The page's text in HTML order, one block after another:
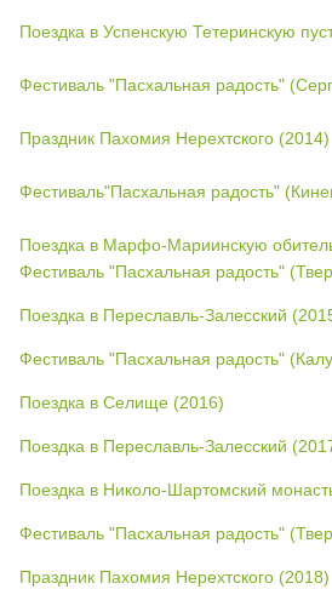
Поездка в Успенскую Тетеринскую
Фестиваль "Пасхальная радость"
Праздник Пахомия Нерехтского (2014)
Фестиваль"Пасхальная радость"
Поездка в Марфо-Мариинскую
Фестиваль "Пасхальная радость"
Поездка в Переславль-Залесский
Фестиваль "Пасхальная радость"
Поездка в Селище (2016)
Поездка в Переславль-Залесский
Поездка в Николо-Шартомский
Фестиваль "Пасхальная радость"
Праздник Пахомия Нерехтского (2018)